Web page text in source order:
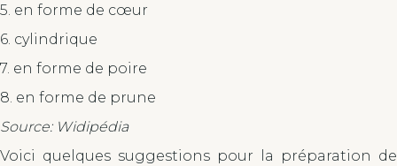
5. en forme de cœur
6. cylindrique
7. en forme de poire
8. en forme de prune
Source: Widipédia
Voici quelques suggestions pour la préparation de